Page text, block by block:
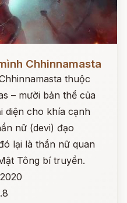
Chhinnamasta
thuộc
– mười bản thể của
diện cho khía cạnh
nữ (devi) đạo
lại là thần nữ quan
Tông bí truyền.